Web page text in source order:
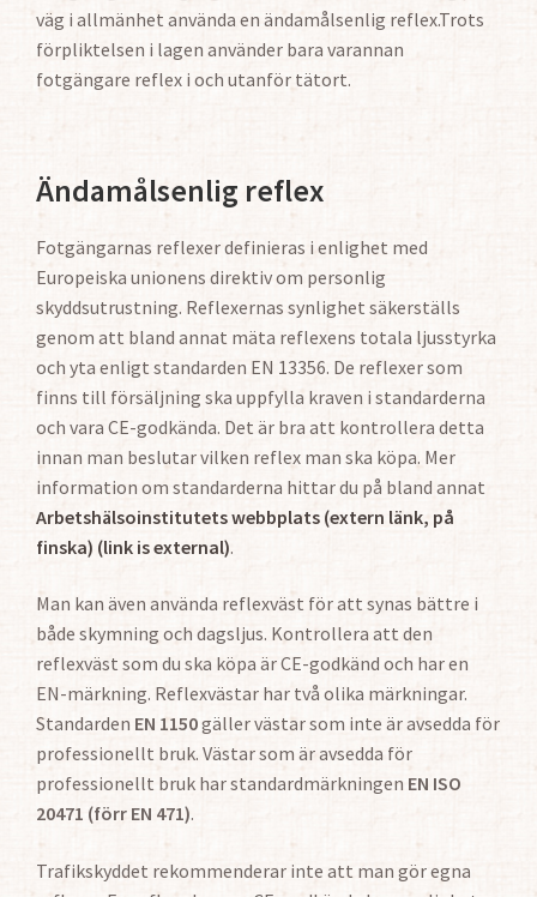
väg i allmänhet använda en ändamålsenlig reflex.Trots
förpliktelsen i lagen använder bara varannan
fotgängare reflex i och utanför tätort.
Ändamålsenlig reflex
Fotgängarnas reflexer definieras i enlighet med
Europeiska unionens direktiv om personlig
skyddsutrustning. Reflexernas synlighet säkerställs
genom att bland annat mäta reflexens totala ljusstyrka
och yta enligt standarden EN 13356. De reflexer som
finns till försäljning ska uppfylla kraven i standarderna
och vara CE-godkända. Det är bra att kontrollera detta
innan man beslutar vilken reflex man ska köpa. Mer
information om standarderna hittar du på bland annat
Arbetshälsoinstitutets webbplats (extern länk, på
finska) (link is external).
Man kan även använda reflexväst för att synas bättre i
både skymning och dagsljus. Kontrollera att den
reflexväst som du ska köpa är CE-godkänd och har en
EN-märkning. Reflexvästar har två olika märkningar.
Standarden EN 1150gäller västar som inte är avsedda för
professionellt bruk. Västar som är avsedda för
professionellt bruk har standardmärkningen EN ISO
20471 (förr EN 471).
Trafikskyddet rekommenderar inte att man gör egna